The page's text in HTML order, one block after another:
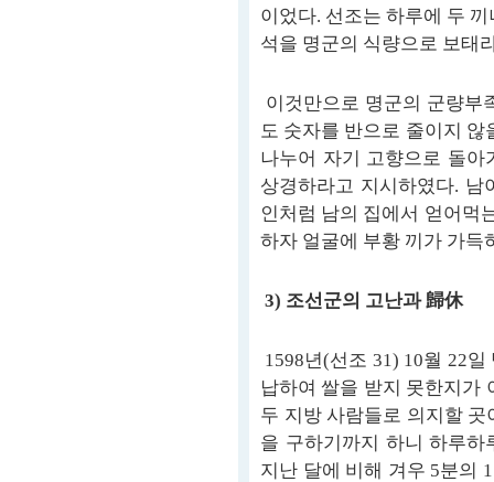
이었다. 선조는 하루에 두
석을 명군의 식량으로 보태
이것만으로 명군의 군량부
도 숫자를 반으로 줄이지 않
나누어 자기 고향으로 돌
상경하라고 지시하였다.
인처럼 남의 집에서 얻어먹
하자 얼굴에 부황 끼가 가득
3) 조선군의 고난과 歸休
1598년(선조 31) 10월 22
납하여 쌀을 받지 못한지가
두 지방 사람들로 의지할
을 구하기까지 하니 하루
지난 달에 비해 겨우 5분의